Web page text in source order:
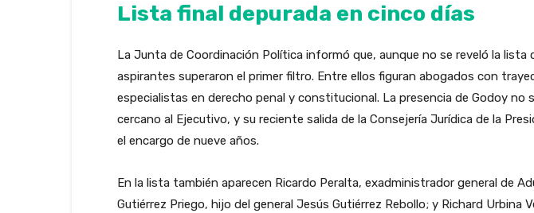
Lista final depurada en cinco días
La Junta de Coordinación Política informó que, aunque no se reveló la
aspirantes superaron el primer filtro. Entre ellos figuran abogados con
especialistas en derecho penal y constitucional. La presencia de Godoy no
cercano al Ejecutivo, y su reciente salida de la Consejería Jurídica de la
el encargo de nueve años.
En la lista también aparecen Ricardo Peralta, exadministrador general de
Gutiérrez Priego, hijo del general Jesús Gutiérrez Rebollo; y Richard